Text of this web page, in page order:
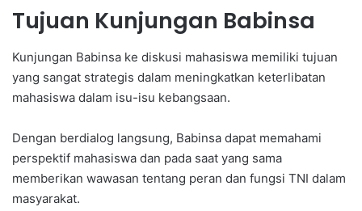
Tujuan Kunjungan Babinsa
Kunjungan Babinsa ke diskusi mahasiswa memiliki tujuan
yang sangat strategis dalam meningkatkan keterlibatan
mahasiswa dalam isu-isu kebangsaan.
Dengan berdialog langsung, Babinsa dapat memahami
perspektif mahasiswa dan pada saat yang sama
memberikan wawasan tentang peran dan fungsi TNI dalam
masyarakat.